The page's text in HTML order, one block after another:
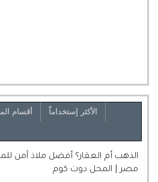
أقسام الأكثر إستخداماً
الذهب أم العقار؟ أفضل ملاذ آمن
مصر | المحل دوت كوم